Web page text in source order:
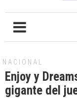
NACIONAL
Enjoy y
gigante del